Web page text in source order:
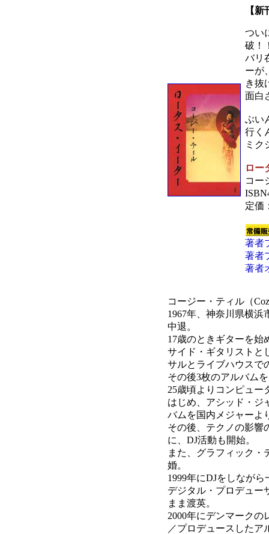
【
つい
破
バリ
ーが
き抜
面白
ぶい
行く
ミク
ロー
コー
定価
著者
著者
著者
コージー・ティル（
1967年、神奈川県横
中退。
17歳のときギターを始
サイド・ギタリストと
サルとライブハウスで
その後3枚のアルバム
25歳頃よりコンピュー
はじめ、アシッド・ジ
バムを国内メジャーよ
その後、テクノの影響
に、DJ活動も開始。
また、グラフィック・
婚。
1999年にDJをしなが
デジタル・プロデュー
まま渡英。
2000年にデンマーク
／プロデュースしたア